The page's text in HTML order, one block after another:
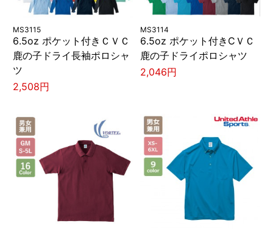
MS3115
6.5oz ポケット付きＣＶＣ
鹿の子ドライ長袖ポロシャ
ツ
2,508円
MS3114
6.5oz ポケット付きCＶＣ
鹿の子ドライポロシャツ
2,046円